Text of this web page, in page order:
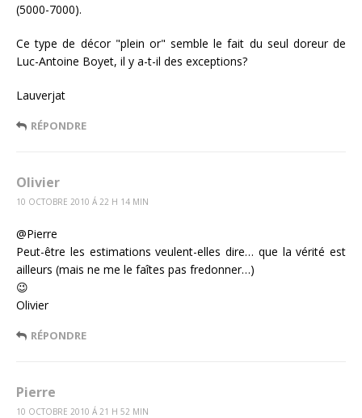
(5000-7000).
Ce type de décor "plein or" semble le fait du seul doreur de
Luc-Antoine Boyet, il y a-t-il des exceptions?
Lauverjat
RÉPONDRE
Olivier
10 OCTOBRE 2010 Á 22 H 14 MIN
@Pierre
Peut-être les estimations veulent-elles dire… que la vérité est
ailleurs (mais ne me le faîtes pas fredonner…)
😉
Olivier
RÉPONDRE
Pierre
10 OCTOBRE 2010 Á 21 H 52 MIN